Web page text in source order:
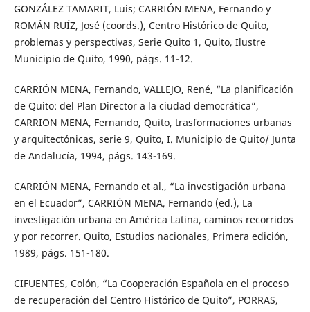
GONZÁLEZ TAMARIT, Luis; CARRIÓN MENA, Fernando y
ROMÁN RUÍZ, José (coords.), Centro Histórico de Quito,
problemas y perspectivas, Serie Quito 1, Quito, Ilustre
Municipio de Quito, 1990, págs. 11-12.
CARRIÓN MENA, Fernando, VALLEJO, René, “La planificación
de Quito: del Plan Director a la ciudad democrática”,
CARRION MENA, Fernando, Quito, trasformaciones urbanas
y arquitectónicas, serie 9, Quito, I. Municipio de Quito/ Junta
de Andalucía, 1994, págs. 143-169.
CARRIÓN MENA, Fernando et al., “La investigación urbana
en el Ecuador”, CARRIÓN MENA, Fernando (ed.), La
investigación urbana en América Latina, caminos recorridos
y por recorrer. Quito, Estudios nacionales, Primera edición,
1989, págs. 151-180.
CIFUENTES, Colón, “La Cooperación Española en el proceso
de recuperación del Centro Histórico de Quito”, PORRAS,